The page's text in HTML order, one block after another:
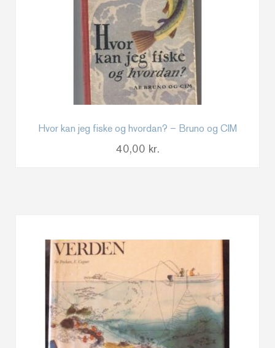
Hvor kan jeg fiske og hvordan? – Bruno og CIM
40,00 kr.